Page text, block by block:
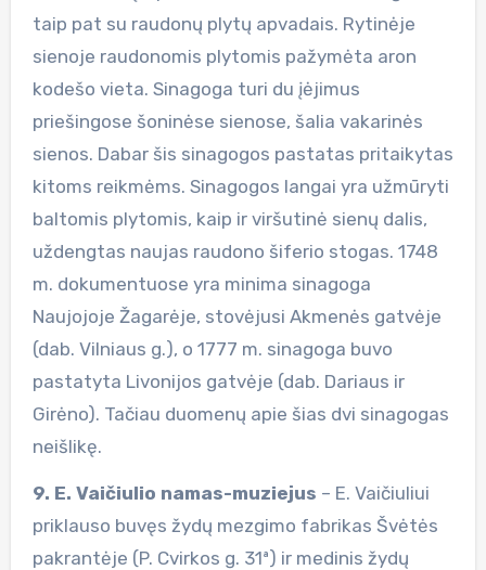
taip pat su raudonų plytų apvadais. Rytinėje
sienoje raudonomis plytomis pažymėta aron
kodešo vieta. Sinagoga turi du įėjimus
priešingose šoninėse sienose, šalia vakarinės
sienos. Dabar šis sinagogos pastatas pritaikytas
kitoms reikmėms. Sinagogos langai yra užmūryti
baltomis plytomis, kaip ir viršutinė sienų dalis,
uždengtas naujas raudono šiferio stogas. 1748
m. dokumentuose yra minima sinagoga
Naujojoje Žagarėje, stovėjusi Akmenės gatvėje
(dab. Vilniaus g.), o 1777 m. sinagoga buvo
pastatyta Livonijos gatvėje (dab. Dariaus ir
Girėno). Tačiau duomenų apie šias dvi sinagogas
neišlikę.
9. E. Vaičiulio namas-muziejus – E. Vaičiuliui
priklauso buvęs žydų mezgimo fabrikas Švėtės
pakrantėje (P. Cvirkos g. 31ª) ir medinis žydų